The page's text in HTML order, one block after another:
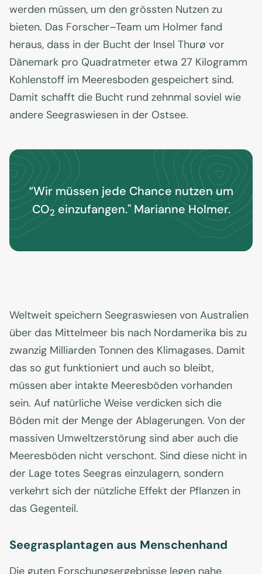
werden müssen, um den grössten Nutzen zu
bieten. Das Forscher–Team um Holmer fand
heraus, dass in der Bucht der Insel Thurø vor
Dänemark pro Quadratmeter etwa 27 Kilogramm
Kohlenstoff im Meeresboden gespeichert sind.
Damit schafft die Bucht rund zehnmal soviel wie
andere Seegraswiesen in der Ostsee.
“Wir müssen jede Chance nutzen um
CO2einzufangen." Marianne Holmer.
Weltweit speichern Seegraswiesen von Australien
über das Mittelmeer bis nach Nordamerika bis zu
zwanzig Milliarden Tonnen des Klimagases. Damit
das so gut funktioniert und auch so bleibt,
müssen aber intakte Meeresböden vorhanden
sein. Auf natürliche Weise verdicken sich die
Böden mit der Menge der Ablagerungen. Von der
massiven Umweltzerstörung sind aber auch die
Meeresböden nicht verschont. Sind diese nicht in
der Lage totes Seegras einzulagern, sondern
verkehrt sich der nützliche Effekt der Pflanzen in
das Gegenteil.
Seegrasplantagen aus Menschenhand